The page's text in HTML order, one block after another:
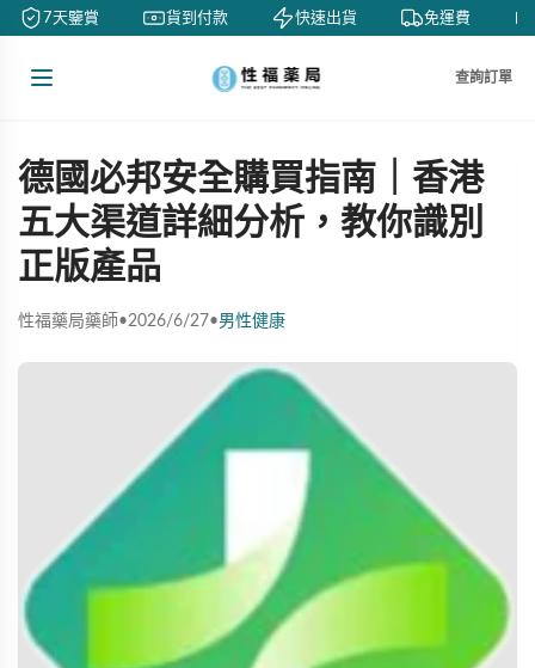
7天鑒賞 貨到付款 快速出貨 免運費
查詢訂單
德國必邦安全購買指南｜香港
五大渠道詳細分析，教你識別
正版產品
性福藥局藥師•2026/6/27•男性健康